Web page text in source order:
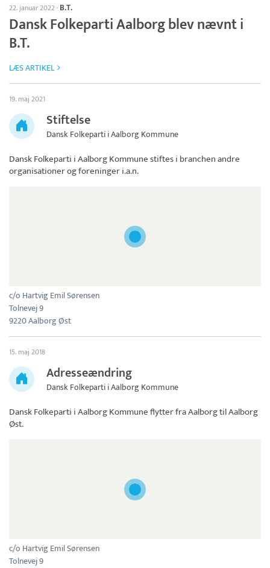
22. januar 2022· B.T.
Dansk Folkeparti Aalborg blev nævnt i
B.T.
LÆS ARTIKEL
19. maj 2021
Stiftelse
Dansk Folkeparti i Aalborg Kommune
Dansk Folkeparti i Aalborg Kommunestiftes i branchen andre
organisationer og foreninger i.a.n.
c/o Hartvig Emil Sørensen
Tolnevej 9
9220 Aalborg Øst
15. maj 2018
Adresseændring
Dansk Folkeparti i Aalborg Kommune
Dansk Folkeparti i Aalborg Kommuneflytter fra Aalborg til Aalborg
Øst.
c/o Hartvig Emil Sørensen
Tolnevej 9